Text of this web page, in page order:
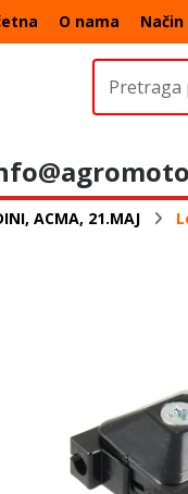
O nama
ACMA, 21.MAJ